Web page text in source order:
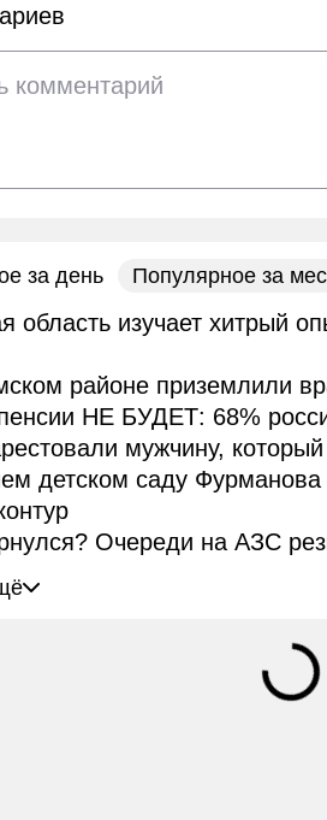
за день Популярное за
область изучает хитрый
районе приземлили
НЕ БУДЕТ: 68%
мужчину,
детском саду
Очереди на АЗС